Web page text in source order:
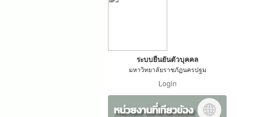
ระบบยืนยันตัวบุคคล
มหาวิทยาลัยราชภัฏนครปฐม
Login